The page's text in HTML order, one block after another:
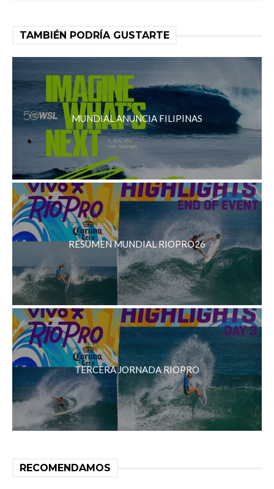
TAMBIÉN PODRÍA GUSTARTE
MUNDIAL ANUNCIA FILIPINAS
RESUMEN MUNDIAL RIOPRO26
TERCERA JORNADA RIOPRO
RECOMENDAMOS